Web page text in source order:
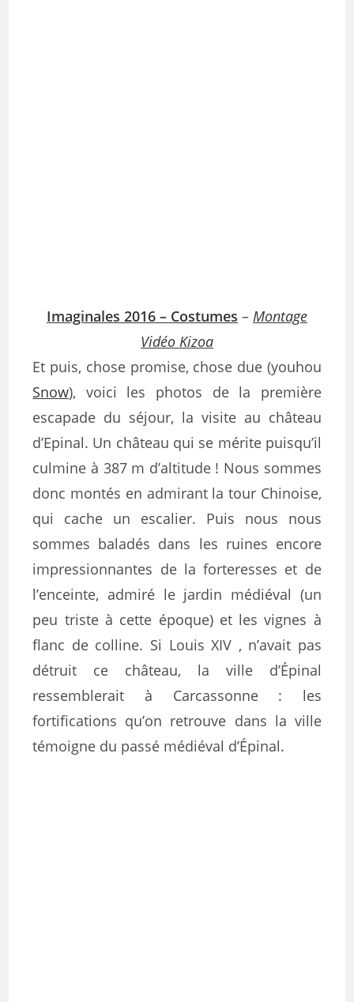
Imaginales 2016 – Costumes – Montage
Vidéo Kizoa
Et puis, chose promise, chose due (youhou
Snow), voici les photos de la première
escapade du séjour, la visite au château
d’Epinal. Un château qui se mérite puisqu’il
culmine à 387 m d’altitude ! Nous sommes
donc montés en admirant la tour Chinoise,
qui cache un escalier. Puis nous nous
sommes baladés dans les ruines encore
impressionnantes de la forteresses et de
l’enceinte, admiré le jardin médiéval (un
peu triste à cette époque) et les vignes à
flanc de colline. Si Louis XIV , n’avait pas
détruit ce château, la ville d’Épinal
ressemblerait à Carcassonne : les
fortifications qu’on retrouve dans la ville
témoigne du passé médiéval d’Épinal.